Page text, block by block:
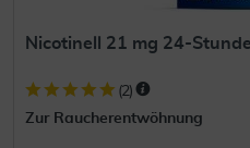
Nicotinell 21 mg 24-
(2)
Zur Raucherentwöhnung